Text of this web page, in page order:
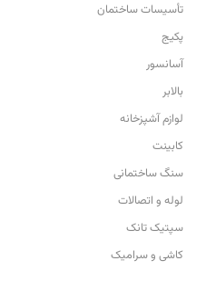
تأسیسات ساختمان
پکیج
آسانسور
بالابر
لوازم آشپزخانه
کابینت
سنگ ساختمانی
لوله و اتصالات
سپتیک تانک
کاشی و سرامیک